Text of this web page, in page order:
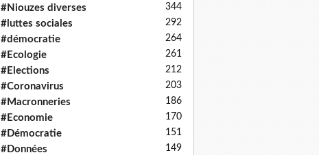
#Niouzes diverses 344
#luttes sociales 292
#démocratie 264
#Ecologie 261
#Elections 212
#Coronavirus 203
#Macronneries 186
#Economie 170
#Démocratie 151
#Données 149